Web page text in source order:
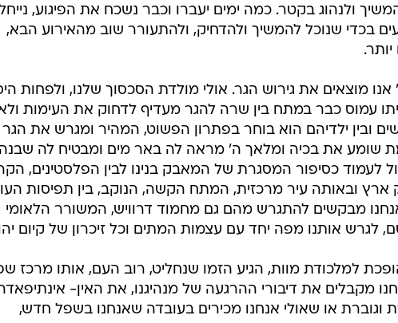
ולנהוג בקטר. כמה ימים יעברו וכבר נשכח את הפיגוע,
בכדי שנוכל להמשיך ולהדחיק, ולהתעורר שוב מהאירוע הבא,
מוצאים את גירוש הגר. אולי מולדת הסכסוך שלנו, ולפחות
עמוס כבר במתח בין שרה להגר מעדיף לדחוק את העימות
ובין ילדיהם הוא בוחר בפתרון הפשוט, המהיר ומגרש את הגר
שומע את בכיה ומלאך ה' מראה לה באר מים ומבטיח לה שבנה
לעמוד כסיפור המסגרת של המאבק בנינו לבין הפלסטינים,
ארץ ובאותה עיר מרכזית, המתח הקשה, הנוקב, בין תפיסות
מבקשים להתגרש מהם גם מחמוד דרוויש, המשורר הלאומי
לגרש אותנו מפה יחד עם עצמות המתים וכל זיכרון של קיום
למלכודת מוות, הגיע הזמו שנחליט, רוב העם, אותו מרכז
מקבלים את דיבורי ההרגעה של מנהיגנו, את האין-
וגוברת או שאולי אנחנו מכירים בעובדה שאנחנו בשפל חדש,